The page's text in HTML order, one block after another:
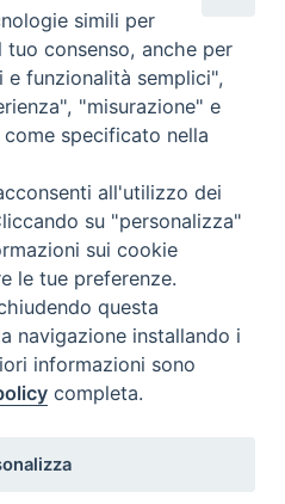
Carcere...
simili per
consenso, anche per
funzionalità semplici",
"misurazione" e
specificato nella
all'utilizzo dei
su "personalizza"
sui cookie
le tue preferenze.
questa
navigazione installando i
informazioni sono
completa.